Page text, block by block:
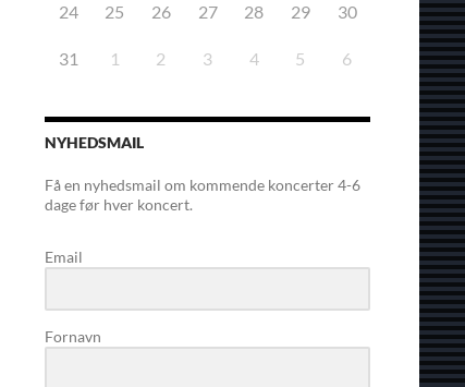
24 25 26 27 28 29 30
31 1 2 3 4 5 6
NYHEDSMAIL
Få en nyhedsmail om kommende koncerter 4-6
dage før hver koncert.
Email
Fornavn